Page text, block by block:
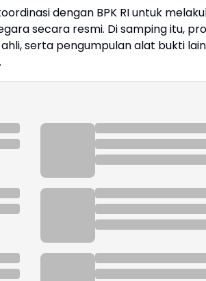
dengan BPK RI untuk
secara resmi. Di samping itu,
serta pengumpulan alat bukti